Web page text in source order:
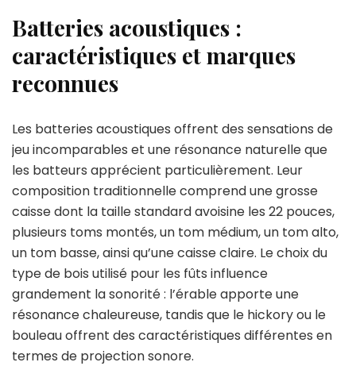
Batteries acoustiques :
caractéristiques et marques
reconnues
Les batteries acoustiques offrent des sensations de
jeu incomparables et une résonance naturelle que
les batteurs apprécient particulièrement. Leur
composition traditionnelle comprend une grosse
caisse dont la taille standard avoisine les 22 pouces,
plusieurs toms montés, un tom médium, un tom alto,
un tom basse, ainsi qu’une caisse claire. Le choix du
type de bois utilisé pour les fûts influence
grandement la sonorité : l’érable apporte une
résonance chaleureuse, tandis que le hickory ou le
bouleau offrent des caractéristiques différentes en
termes de projection sonore.